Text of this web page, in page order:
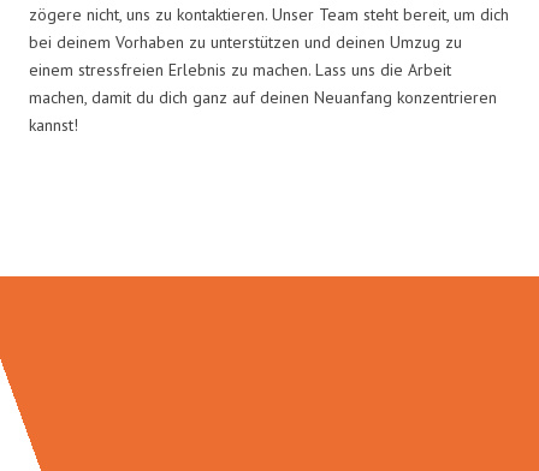
zögere nicht, uns zu kontaktieren. Unser Team steht bereit, um dich
bei deinem Vorhaben zu unterstützen und deinen Umzug zu
einem stressfreien Erlebnis zu machen. Lass uns die Arbeit
machen, damit du dich ganz auf deinen Neuanfang konzentrieren
kannst!